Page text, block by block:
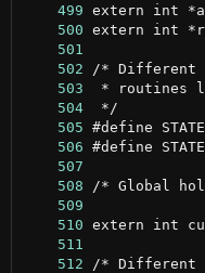
    499
    500
    501
    502
    503
    504
    505
    506
    507
    508
    509
    510
    511
    512